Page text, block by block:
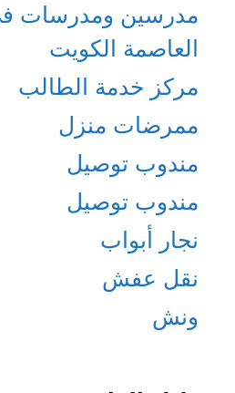
مدرسين ومدرسات
العاصمة الكويت
مركز خدمة الطالب
ممرضات منزل
مندوب توصيل
مندوب توصيل
نجار أبواب
نقل عفش
ونش